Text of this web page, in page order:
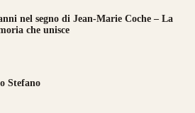
nel segno di Jean-Marie Coche – La
che unisce
Stefano